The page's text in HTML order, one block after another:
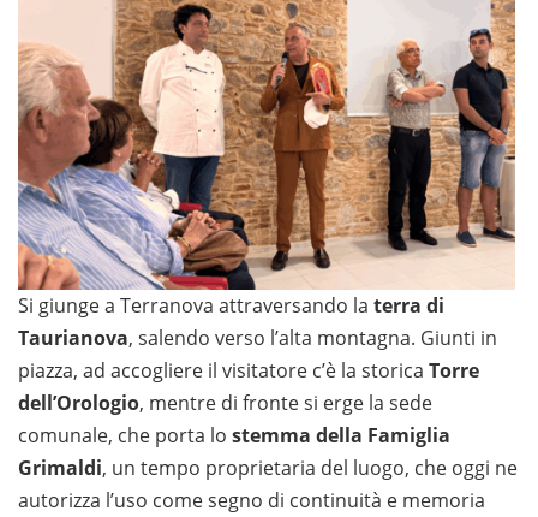
Si giunge a Terranova attraversando la terra di
Taurianova, salendo verso l’alta montagna. Giunti in
piazza, ad accogliere il visitatore c’è la storica Torre
dell’Orologio, mentre di fronte si erge la sede
comunale, che porta lo stemma della Famiglia
Grimaldi, un tempo proprietaria del luogo, che oggi ne
autorizza l’uso come segno di continuità e memoria